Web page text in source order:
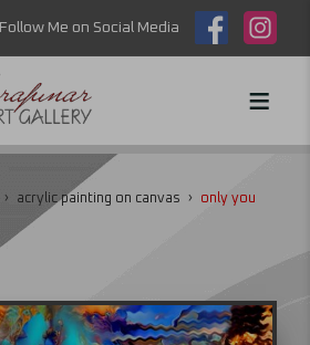
Follow Me on Social Media
acrylic painting on canvas only you